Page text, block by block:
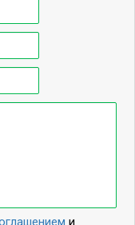
и